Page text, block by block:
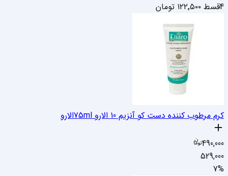
4قسط
۱۲۲٬۵۰۰ تومان
کرم مرطوب کننده دست کو آنزیم 10 الارو 75ml الارو
490,000
529,000
7%